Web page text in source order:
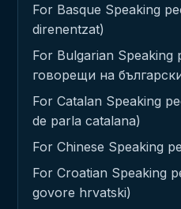
For Basque Speaking
direnentzat)
For Bulgarian Speaking
говорещи на
For Catalan Speaking
de parla catalana)
For Chinese Speaking
For Croatian Speaking
govore hrvatski)